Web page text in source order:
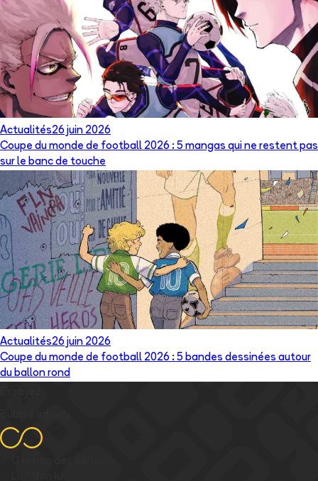
Actualités26 juin 2026
Coupe du monde de football 2026 : 5 mangas qui ne restent pas
sur le banc de touche
Actualités26 juin 2026
Coupe du monde de football 2026 : 5 bandes dessinées autour
du ballon rond